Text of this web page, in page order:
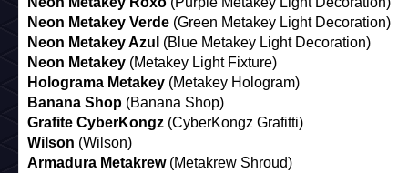
Neon Metakey Verde (Green Metakey Light Decoration)
Neon Metakey Azul (Blue Metakey Light Decoration)
Neon Metakey (Metakey Light Fixture)
Holograma Metakey (Metakey Hologram)
Banana Shop (Banana Shop)
Grafite CyberKongz (CyberKongz Grafitti)
Wilson (Wilson)
Armadura Metakrew (Metakrew Shroud)